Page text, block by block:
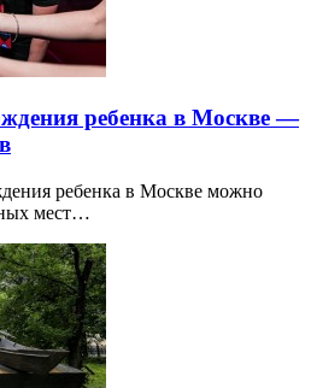
ребенка в Москве —
ребенка в Москве можно
мест…